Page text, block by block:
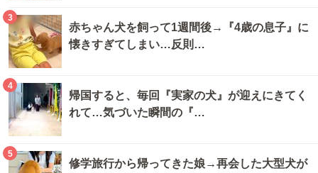
3
赤ちゃん犬を飼って1週間後→『4歳の息子』に
懐きすぎてしまい…反則…
4
帰国すると、毎回『実家の犬』が迎えにきてく
れて…気づいた瞬間の『…
5
修学旅行から帰ってきた娘→再会した大型犬が